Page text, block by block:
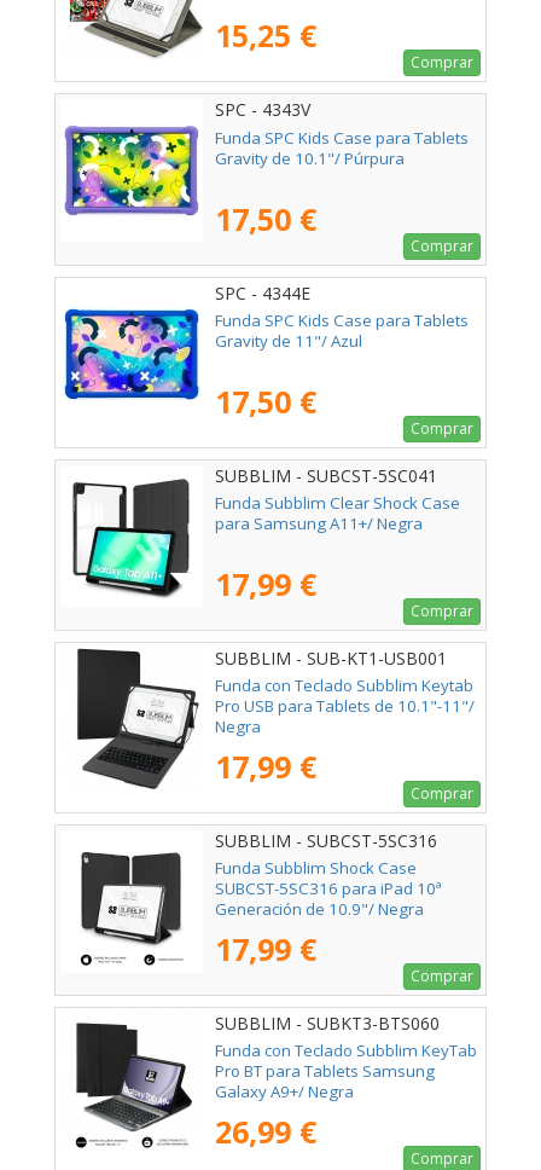
15,25 €
Comprar
SPC - 4343V
Funda SPC Kids Case para Tablets
Gravity de 10.1"/ Púrpura
17,50 €
Comprar
SPC - 4344E
Funda SPC Kids Case para Tablets
Gravity de 11"/ Azul
17,50 €
Comprar
SUBBLIM - SUBCST-5SC041
Funda Subblim Clear Shock Case
para Samsung A11+/ Negra
17,99 €
Comprar
SUBBLIM - SUB-KT1-USB001
Funda con Teclado Subblim Keytab
Pro USB para Tablets de 10.1"-11"/
Negra
17,99 €
Comprar
SUBBLIM - SUBCST-5SC316
Funda Subblim Shock Case
SUBCST-5SC316 para iPad 10ª
Generación de 10.9"/ Negra
17,99 €
Comprar
SUBBLIM - SUBKT3-BTS060
Funda con Teclado Subblim KeyTab
Pro BT para Tablets Samsung
Galaxy A9+/ Negra
26,99 €
Comprar